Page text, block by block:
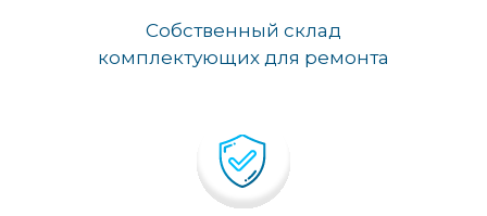
Собственный склад
комплектующих для ремонта